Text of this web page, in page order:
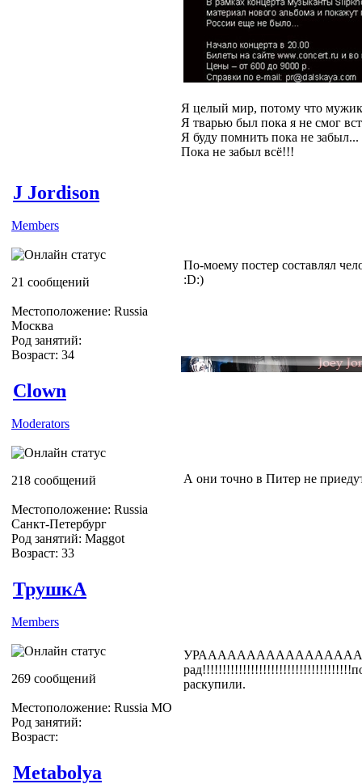
Я целый мир, потому что
Я тварью был пока я не смог
Я буду помнить пока не забыл...
Пока не забыл всё!!!
J Jordison
Members
21 сообщений
Местоположение: Russia
Москва
Род занятий:
Возраст: 34
По-моему постер составлял
:D:)
Clown
Moderators
218 сообщений
Местоположение: Russia
Санкт-Петербург
Род занятий: Maggot
Возраст: 33
А они точно в Питер не
ТрушкА
Members
269 сообщений
Местоположение: Russia МО
Род занятий:
Возраст:
раскупили.
Metabolya